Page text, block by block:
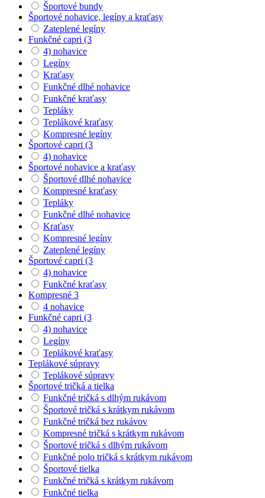
Športové bundy
Športové nohavice, legíny a kraťasy
Zateplené legíny
Funkčné capri (3
4) nohavice
Legíny
Kraťasy
Funkčné dlhé nohavice
Funkčné kraťasy
Tepláky
Teplákové kraťasy
Kompresné legíny
Športové capri (3
4) nohavice
Športové nohavice a kraťasy
Športové dlhé nohavice
Kompresné kraťasy
Tepláky
Funkčné dlhé nohavice
Kraťasy
Kompresné legíny
Zateplené legíny
Športové capri (3
4) nohavice
Funkčné kraťasy
Kompresné 3
4 nohavice
Funkčné capri (3
4) nohavice
Legíny
Teplákové kraťasy
Teplákové súpravy
Teplákové súpravy
Športové tričká a tielka
Funkčné tričká s dlhým rukávom
Športové tričká s krátkym rukávom
Funkčné tričká bez rukávov
Kompresné tričká s krátkym rukávom
Športové tričká s dlhým rukávom
Funkčné polo tričká s krátkym rukávom
Športové tielka
Funkčné tričká s krátkym rukávom
Funkčné tielka